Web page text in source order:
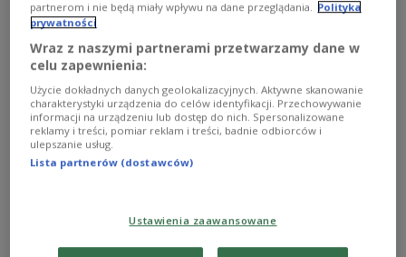
Russian President Vladimir Putin speaks on the phone in this illustrative
photo, taken in Moscow, Russia, on 07 January 2025.
ALEXANDER
KAZAKOV/KREMLIN/POOL/PAP/EPA
The New York Timesreported that the operation
involved placing self-igniting packages on planes
bound for the U.S. and Canada, with its effectiveness
Germany, the United Kingdom, and Poland.
partnerom i nie będą miały wpływu na dane przeglądania. Polityka
prywatności
Wraz z naszymi partnerami przetwarzamy dane w
celu zapewnienia:
Użycie dokładnych danych geolokalizacyjnych. Aktywne skanowanie
charakterystyki urządzenia do celów identyfikacji. Przechowywanie
informacji na urządzeniu lub dostęp do nich. Spersonalizowane
reklamy i treści, pomiar reklam i treści, badnie odbiorców i
ulepszanie usług.
Lista partnerów (dostawców)
Ustawienia zaawansowane